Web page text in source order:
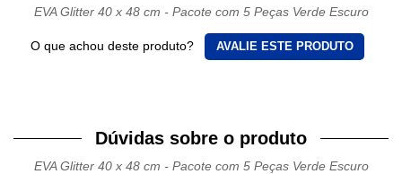
EVA Glitter 40 x 48 cm - Pacote com 5 Peças Verde Escuro
O que achou deste produto? AVALIE ESTE PRODUTO
Dúvidas sobre o produto
EVA Glitter 40 x 48 cm - Pacote com 5 Peças Verde Escuro